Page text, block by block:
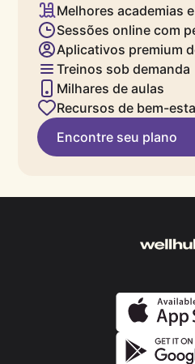
Melhores academias
Sessões online com
Aplicativos premium
Treinos sob demanda
Milhares de aulas
Recursos de bem-
Encontre seu plano